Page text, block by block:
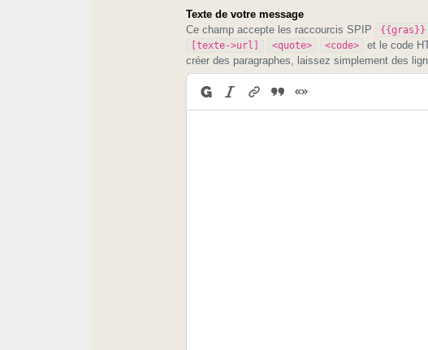
Texte de votre message
Ce champ accepte les raccourcis SPIP
{{gras}}
[texte->url]
<quote> <code> et le code
créer des paragraphes, laissez simplement des